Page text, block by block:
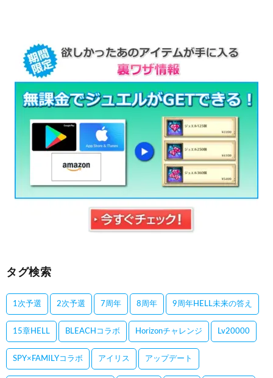
タグ検索
1次予選 2次予選 7周年 8周年 9周年HELL未来の答え
15章HELL BLEACHコラボ Horizonチャレンジ Lv20000
SPY×FAMILYコラボ アイリス アップデート